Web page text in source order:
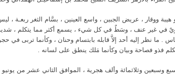
، عريض الجبين ، واسع العينين ، بسَّام الثغر ربعـة ،
في غير عنف ، وسَطٌ في كل شيء ، يسمع أكثر مما يتكلم ، شديد
. ما نظر إليه أحد إلاَّ قابله بابتسام وحنان ، وكأنما تربى في
فذو فصاحة وبيان وكأنما مَلك ينطق على لسانه .
وثلاثمائة وألف هجرية ، الموافق الثاني عشر من